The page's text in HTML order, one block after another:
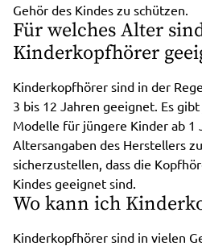
Gehör des Kindes zu schützen.
Für welches Alter
Kinderkopfhörer
Kinderkopfhörer sind in der
3 bis 12 Jahren geeignet. Es
Modelle für jüngere Kinder ab 1
Altersangaben des Herstellers
sicherzustellen, dass die
Kindes geeignet sind.
Wo kann ich
Kinderkopfhörer sind in vielen